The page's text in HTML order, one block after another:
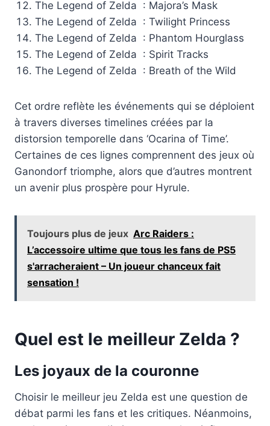
The Legend of Zelda : Majora’s Mask
The Legend of Zelda : Twilight Princess
The Legend of Zelda : Phantom Hourglass
The Legend of Zelda : Spirit Tracks
The Legend of Zelda : Breath of the Wild
Cet ordre reflète les événements qui se déploient
à travers diverses timelines créées par la
distorsion temporelle dans ‘Ocarina of Time’.
Certaines de ces lignes comprennent des jeux où
Ganondorf triomphe, alors que d’autres montrent
un avenir plus prospère pour Hyrule.
Toujours plus de jeux Arc Raiders :
L’accessoire ultime que tous les fans de PS5
s'arracheraient – Un joueur chanceux fait
sensation !
Quel est le meilleur Zelda ?
Les joyaux de la couronne
Choisir le meilleur jeu Zelda est une question de
débat parmi les fans et les critiques. Néanmoins,